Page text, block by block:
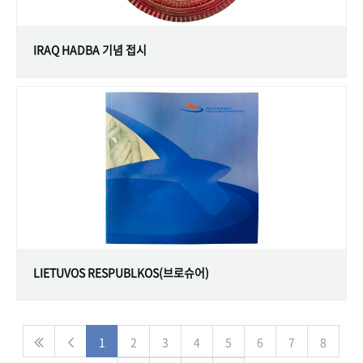
IRAQ HADBA 기념 접시
LIETUVOS RESPUBLKOS(브로슈어)
1 2 3 4 5 6 7 8